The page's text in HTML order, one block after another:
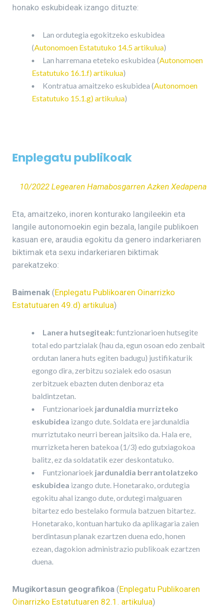
honako eskubideak izango dituzte:
Lan ordutegia egokitzeko eskubidea
(Autonomoen Estatutuko 14.5 artikulua)
Lan harremana eteteko eskubidea (Autonomoen
Estatutuko 16.1.f) artikulua)
Kontratua amaitzeko eskubidea (Autonomoen
Estatutuko 15.1.g) artikulua)
Enplegatu publikoak
10/2022 Legearen Hamabosgarren Azken Xedapena
Eta, amaitzeko, inoren konturako langileekin eta
langile autonomoekin egin bezala, langile publikoen
kasuan ere, araudia egokitu da genero indarkeriaren
biktimak eta sexu indarkeriaren biktimak
parekatzeko:
Baimenak (Enplegatu Publikoaren Oinarrizko
Estatutuaren 49.d) artikulua)
Lanera hutsegiteak: funtzionarioen hutsegite
total edo partzialak (hau da, egun osoan edo zenbait
ordutan lanera huts egiten badugu) justifikaturik
egongo dira, zerbitzu sozialek edo osasun
zerbitzuek ebazten duten denboraz eta
baldintzetan.
Funtzionarioek jardunaldia murrizteko
eskubidea izango dute. Soldata ere jardunaldia
murriztutako neurri berean jaitsiko da. Hala ere,
murrizketa heren batekoa (1/3) edo gutxiagokoa
balitz, ez da soldatatik ezer deskontatuko.
Funtzionarioek jardunaldia berrantolatzeko
eskubidea izango dute. Honetarako, ordutegia
egokitu ahal izango dute, ordutegi malguaren
bitartez edo bestelako formula batzuen bitartez.
Honetarako, kontuan hartuko da aplikagaria zaien
berdintasun planak ezartzen duena edo, honen
ezean, dagokion administrazio publikoak ezartzen
duena.
Mugikortasun geografikoa (Enplegatu Publikoaren
Oinarrizko Estatutuaren 82.1. artikulua)